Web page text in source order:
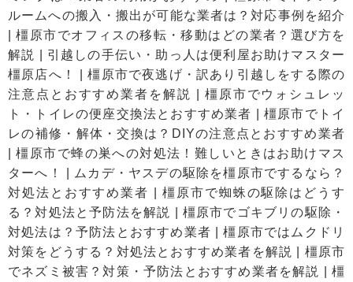
ルームへの搬入・搬出が可能な業者は？対応事例を紹介
|橿原市でオフィスの移転・移動はどの業者？選び方を
解説
引越しの手伝い・助っ人は便利屋お助けマスター
橿原店へ！
|橿原市で夜逃げ・訳あり引越しをする際の
注意点とおすすめ業者を解説
橿原市でウォシュレッ
ト・トイレの便座交換法とおすすめ業者 |橿原市でトイ
レの補修・解体・交換は？DIYの注意点とおすすめ業者
|橿原市で蜂の巣への対処法！難しいときはお助けマス
ターへ！
ムカデ・ヤスデの駆除を橿原市でするなら？
対処法とおすすめ業者
|橿原市で蜘蛛の駆除はどうす
る？対処法と予防法を解説
橿原市でゴキブリの駆除・
対処法は？予防法とおすすめ業者 |橿原市ではムクドリ
対策をどうする？対処法とおすすめ業者を解説
橿原市
でネズミ被害？対策・予防法とおすすめ業者を解説
|橿